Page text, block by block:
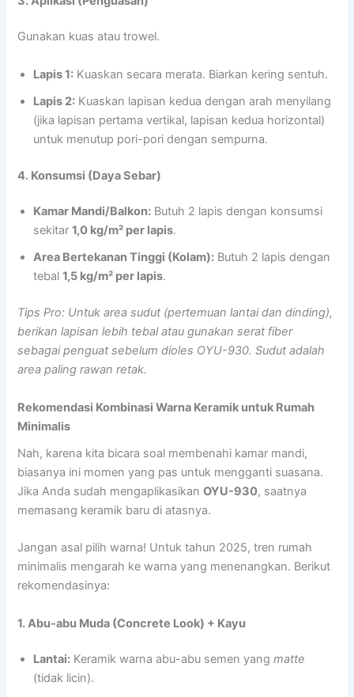
Gunakan kuas atau trowel.
Lapis 1: Kuaskan secara merata. Biarkan kering sentuh.
Lapis 2: Kuaskan lapisan kedua dengan arah menyilang
(jika lapisan pertama vertikal, lapisan kedua horizontal)
untuk menutup pori-pori dengan sempurna.
4. Konsumsi (Daya Sebar)
Kamar Mandi/Balkon: Butuh 2 lapis dengan konsumsi
sekitar1,0 kg/m² per lapis.
Area Bertekanan Tinggi (Kolam): Butuh 2 lapis dengan
tebal1,5 kg/m² per lapis.
Tips Pro: Untuk area sudut (pertemuan lantai dan dinding),
berikan lapisan lebih tebal atau gunakan serat fiber
sebagai penguat sebelum dioles OYU-930. Sudut adalah
area paling rawan retak.
Rekomendasi Kombinasi Warna Keramik untuk Rumah
Minimalis
Nah, karena kita bicara soal membenahi kamar mandi,
biasanya ini momen yang pas untuk mengganti suasana.
Jika Anda sudah mengaplikasikanOYU-930, saatnya
memasang keramik baru di atasnya.
Jangan asal pilih warna! Untuk tahun 2025, tren rumah
minimalis mengarah ke warna yang menenangkan. Berikut
rekomendasinya:
1. Abu-abu Muda (Concrete Look) + Kayu
Lantai: Keramik warna abu-abu semen yangmatte
(tidak licin).